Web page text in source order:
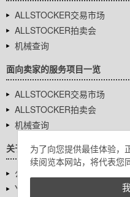
为了向您提供最佳体验，
续阅览本网站，将代表您
ALLSTOCKER交易市场
ALLSTOCKER拍卖会
机械查询
面向卖家的服务项目一览
ALLSTOCKER交易市场
ALLSTOCKER拍卖会
机械查询
关于我们
公司基本信息
YUTAKA Inc.